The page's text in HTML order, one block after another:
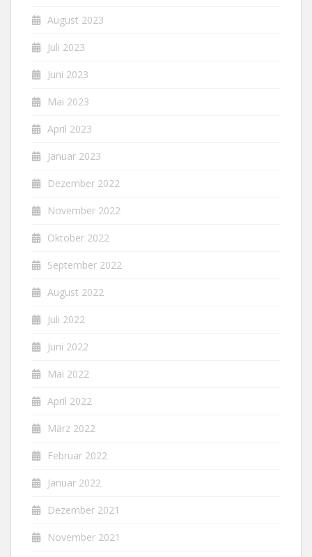
August 2023
Juli 2023
Juni 2023
Mai 2023
April 2023
Januar 2023
Dezember 2022
November 2022
Oktober 2022
September 2022
August 2022
Juli 2022
Juni 2022
Mai 2022
April 2022
März 2022
Februar 2022
Januar 2022
Dezember 2021
November 2021